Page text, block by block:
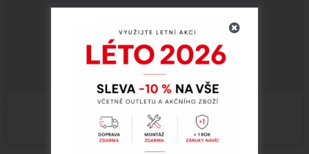
Klepnutím přijměte marketingové soubory
cookie a povolte tento obsah (Translation
error)